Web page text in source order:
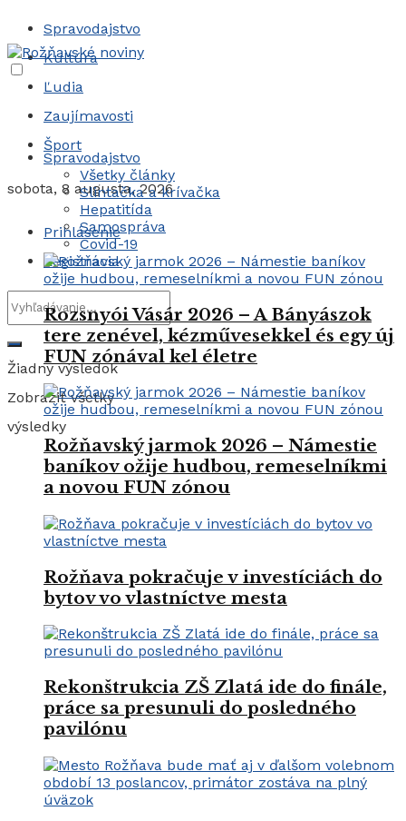
Spravodajstvo
Kultúra
Ľudia
Zaujímavosti
Šport
sobota, 8 augusta, 2026
Prihlásenie
Registrácia
Žiadny výsledok
Zobraziť všetky
výsledky
Spravodajstvo
Všetky články
Slintačka a krívačka
Hepatitída
Samospráva
Covid-19
Rozsnyói Vásár 2026 – A Bányászok
tere zenével, kézművesekkel és egy új
FUN zónával kel életre
Rožňavský jarmok 2026 – Námestie
baníkov ožije hudbou, remeselníkmi
a novou FUN zónou
Rožňava pokračuje v investíciách do
bytov vo vlastníctve mesta
Rekonštrukcia ZŠ Zlatá ide do finále,
práce sa presunuli do posledného
pavilónu